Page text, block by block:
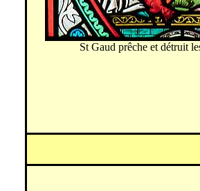
St Gaud prêche et détruit